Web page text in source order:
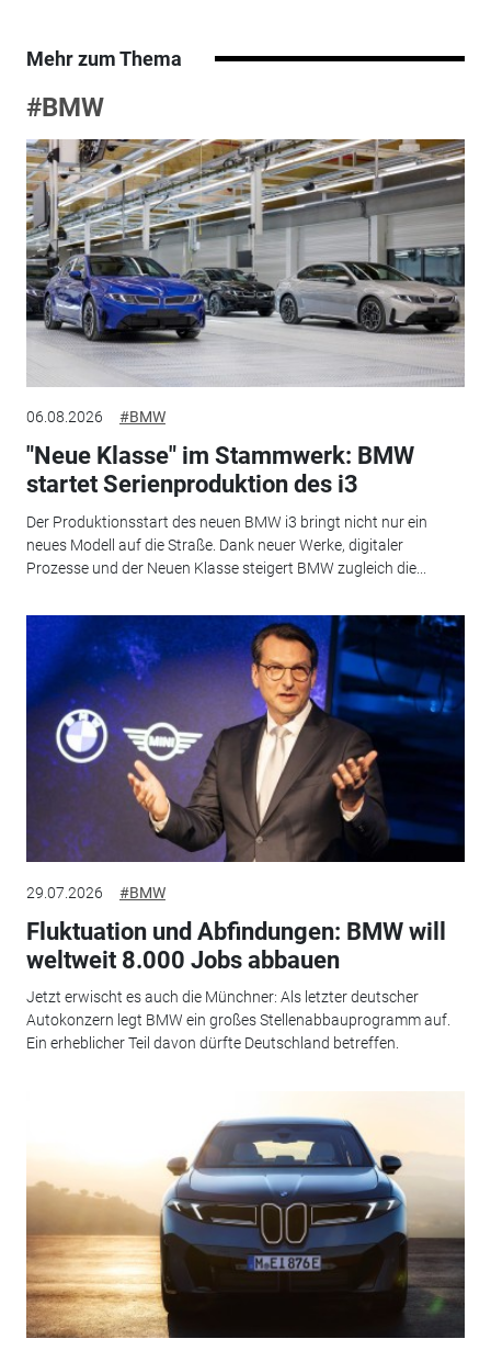
Mehr zum Thema
#BMW
06.08.2026 #BMW
"Neue Klasse" im Stammwerk: BMW
startet Serienproduktion des i3
Der Produktionsstart des neuen BMW i3 bringt nicht nur ein
neues Modell auf die Straße. Dank neuer Werke, digitaler
Prozesse und der Neuen Klasse steigert BMW zugleich die...
29.07.2026 #BMW
Fluktuation und Abfindungen: BMW will
weltweit 8.000 Jobs abbauen
Jetzt erwischt es auch die Münchner: Als letzter deutscher
Autokonzern legt BMW ein großes Stellenabbauprogramm auf.
Ein erheblicher Teil davon dürfte Deutschland betreffen.